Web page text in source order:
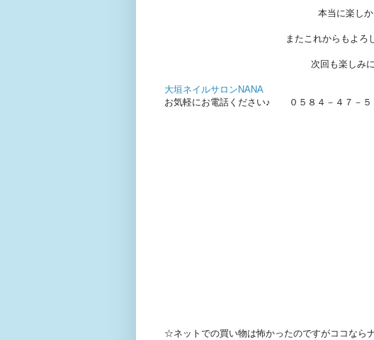
本当に楽し
またこれからもよろ
次回も楽しみ
大垣ネイルサロンNANA
お気軽にお電話ください♪ ０５８４－４７－５
☆ネットでの買い物は怖かったのですがココなら